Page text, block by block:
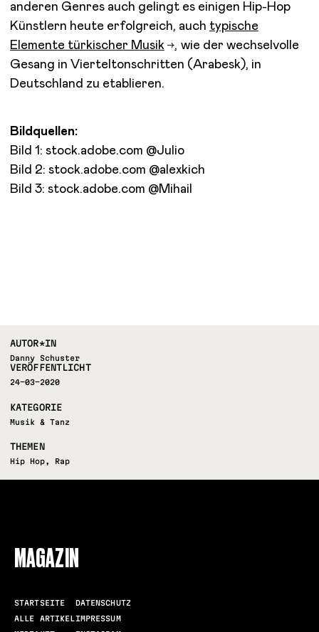
anderen Genres auch gelingt es einigen Hip-Hop
Künstlern heute erfolgreich, auch typische
Elemente türkischer Musik
, wie der wechselvolle
Gesang in Vierteltonschritten (Arabesk), in
Deutschland zu etablieren.
Bildquellen:
Bild 1: stock.adobe.com @Julio
Bild 2: stock.adobe.com @alexkich
Bild 3: stock.adobe.com @Mihail
AUTOR*IN
Danny Schuster
VERÖFFENTLICHT
24-03-2020
KATEGORIE
Musik & Tanz
THEMEN
Hip Hop, Rap
MAGAZIN
STARTSEITE
ALLE ARTIKEL
DATENSCHUTZ
IMPRESSUM